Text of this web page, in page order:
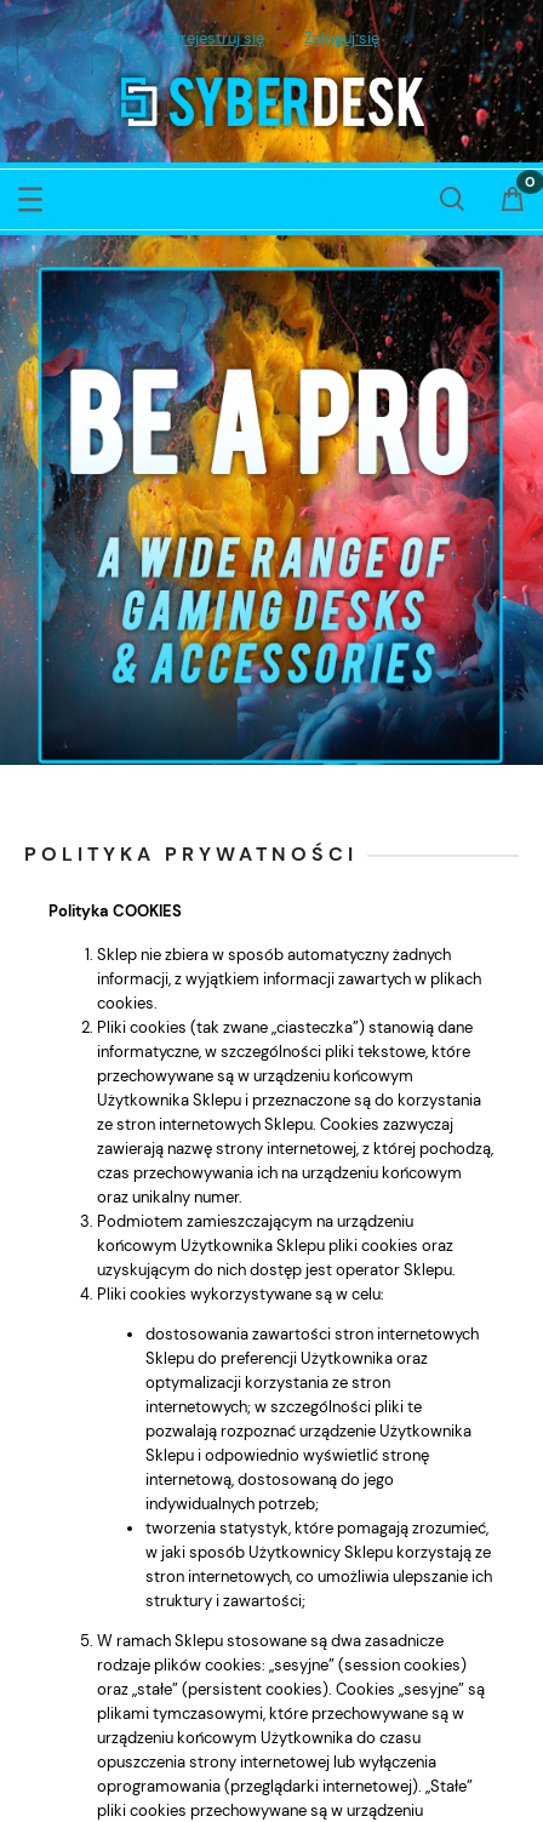
Zarejestruj się Zaloguj się
POLITYKA PRYWATNOŚCI
Polityka COOKIES
Sklep nie zbiera w sposób automatyczny żadnych
informacji, z wyjątkiem informacji zawartych w plikach
cookies.
Pliki cookies (tak zwane „ciasteczka”) stanowią dane
informatyczne, w szczególności pliki tekstowe, które
przechowywane są w urządzeniu końcowym
Użytkownika Sklepu i przeznaczone są do korzystania
ze stron internetowych Sklepu. Cookies zazwyczaj
zawierają nazwę strony internetowej, z której pochodzą,
czas przechowywania ich na urządzeniu końcowym
oraz unikalny numer.
Podmiotem zamieszczającym na urządzeniu
końcowym Użytkownika Sklepu pliki cookies oraz
uzyskującym do nich dostęp jest operator Sklepu.
Pliki cookies wykorzystywane są w celu:
dostosowania zawartości stron internetowych
Sklepu do preferencji Użytkownika oraz
optymalizacji korzystania ze stron
internetowych; w szczególności pliki te
pozwalają rozpoznać urządzenie Użytkownika
Sklepu i odpowiednio wyświetlić stronę
internetową, dostosowaną do jego
indywidualnych potrzeb;
tworzenia statystyk, które pomagają zrozumieć,
w jaki sposób Użytkownicy Sklepu korzystają ze
stron internetowych, co umożliwia ulepszanie ich
struktury i zawartości;
W ramach Sklepu stosowane są dwa zasadnicze
rodzaje plików cookies: „sesyjne” (session cookies)
oraz „stałe” (persistent cookies). Cookies „sesyjne” są
plikami tymczasowymi, które przechowywane są w
urządzeniu końcowym Użytkownika do czasu
opuszczenia strony internetowej lub wyłączenia
oprogramowania (przeglądarki internetowej). „Stałe”
pliki cookies przechowywane są w urządzeniu